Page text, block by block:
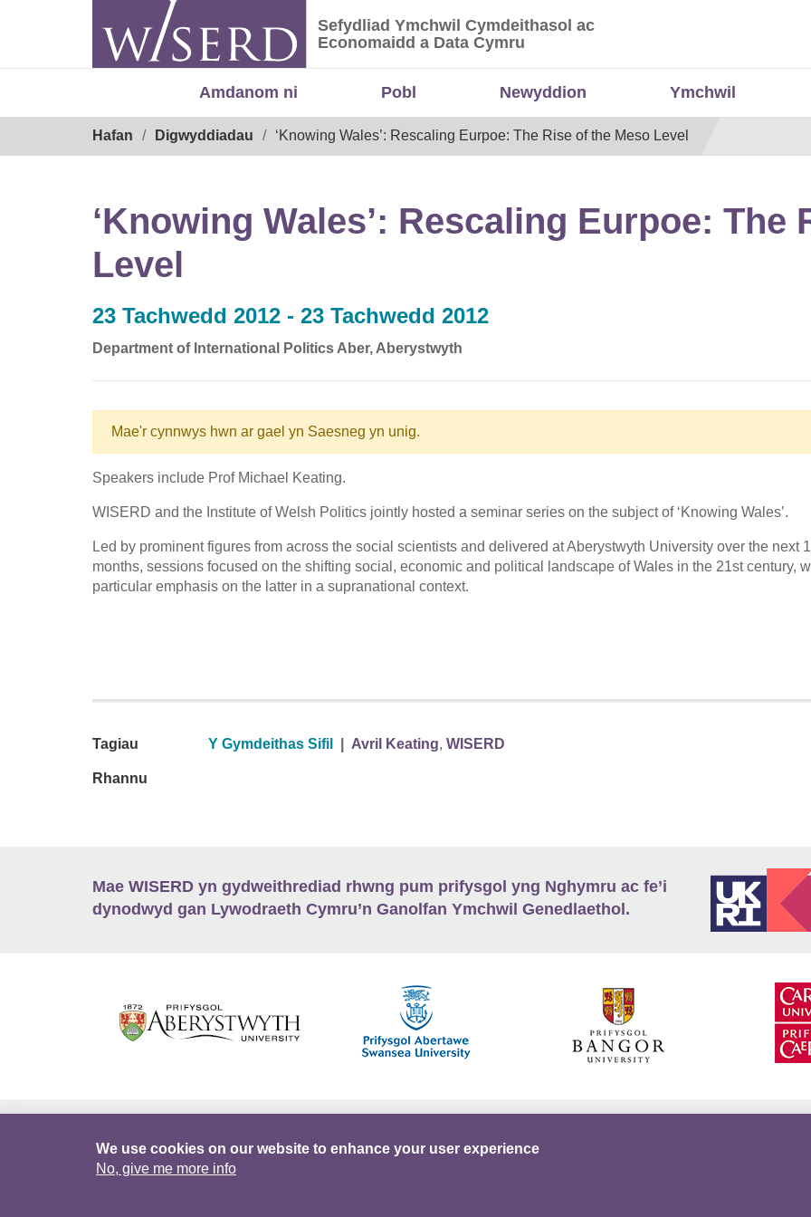
Sefydliad Ymchwil Cymdeithasol ac Economaidd a Data
Sefydliad Ymchwil Cymdeithasol ac
Economaidd a Data Cymru
Amdanom ni Pobl Newyddion Ymchwil
Hafan Digwyddiadau ‘Knowing Wales’: Rescaling Eurpoe: The Rise of the Meso Level
‘Knowing Wales’: Rescaling Eurpoe: The
Level
23 Tachwedd 2012 - 23 Tachwedd 2012
Department of International Politics Aber, Aberystwyth
Mae'r cynnwys hwn ar gael yn Saesneg yn unig.
Speakers include Prof Michael Keating.
WISERD and the Institute of Welsh Politics jointly hosted a seminar series on the subject of ‘Knowing Wales’.
Led by prominent figures from across the social scientists and delivered at Aberystwyth University over the next
months, sessions focused on the shifting social, economic and political landscape of Wales in the 21st century,
particular emphasis on the latter in a supranational context.
Tagiau Y Gymdeithas Sifil Avril Keating, WISERD
Rhannu
Mae WISERD yn gydweithrediad rhwng pum prifysgol yng Nghymru ac fe’i
dynodwyd gan Lywodraeth Cymru’n Ganolfan Ymchwil Genedlaethol.
DataPortal Intranet
We use cookies on our website to enhance your user experience
No, give me more info